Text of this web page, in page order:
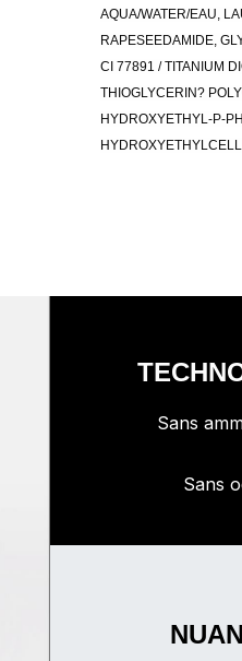
AQUA/WATER/EAU,
RAPESEEDAMIDE,
CI 77891 / TITANIUM
THIOGLYCERIN?
HYDROXYETHYL-P-
Sans
Sans